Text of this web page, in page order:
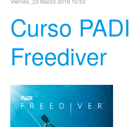
Curso PADI
Freediver